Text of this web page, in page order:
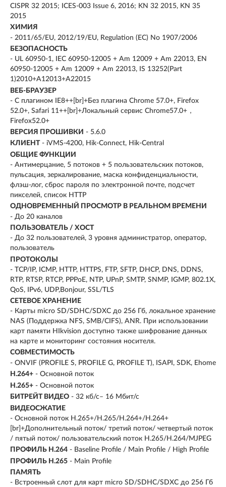
CISPR 32 2015; ICES-003 Issue 6, 2016; KN 32 2015, KN 35
2015
ХИМИЯ
- 2011/65/EU, 2012/19/EU, Regulation (EC) No 1907/2006
БЕЗОПАСНОСТЬ
- UL 60950-1, IEC 60950-12005 + Am 12009 + Am 22013, EN
60950-12005 + Am 12009 + Am 22013, IS 13252(Part
1)2010+A12013+A22015
ВЕБ-БРАУЗЕР
- С плагином IE8++[br]+Без плагина Chrome 57.0+, Firefox
52.0+, Safari 11++[br]+Локальный сервис Chrome57.0+，
Firefox52.0+
ВЕРСИЯ ПРОШИВКИ - 5.6.0
КЛИЕНТ - iVMS-4200, Hik-Connect, Hik-Central
ОБЩИЕ ФУНКЦИИ
- Антимерцание, 5 потоков + 5 пользовательских потоков,
пульсация, зеркалирование, маска конфиденциальности,
флэш-лог, сброс пароля по электронной почте, подсчет
пикселей, список HTTP
ОДНОВРЕМЕННЫЙ ПРОСМОТР В РЕАЛЬНОМ ВРЕМЕНИ
- До 20 каналов
ПОЛЬЗОВАТЕЛЬ / ХОСТ
- До 32 пользователей, 3 уровня администратор, оператор,
пользователь
ПРОТОКОЛЫ
- TCP/IP, ICMP, HTTP, HTTPS, FTP, SFTP, DHCP, DNS, DDNS,
RTP, RTSP, RTCP, PPPoE, NTP, UPnP, SMTP, SNMP, IGMP, 802.1X,
QoS, IPv6, UDP,Bonjour, SSL/TLS
СЕТЕВОЕ ХРАНЕНИЕ
- Карты micro SD/SDHC/SDXC до 256 Гб, локальное хранение
NAS (Поддержка NFS, SMB/CIFS), ANR. При использовании
карт памяти HIkvision доступно также шифрование данных
на карте и мониторинг состояния носителя.
СОВМЕСТИМОСТЬ
- ONVIF (PROFILE S, PROFILE G, PROFILE T), ISAPI, SDK, Ehome
H.264+ - Основной поток
H.265+ - Основной поток
БИТРЕЙТ ВИДЕО - 32 кб/с– 16 Мбит/с
ВИДЕОСЖАТИЕ
- Основной поток H.265+/H.265/H.264+/H.264+
[br]+Дополнительный поток/ третий поток/ четвертый поток
/ пятый поток/ пользовательский поток H.265/H.264/MJPEG
ПРОФИЛЬ H.264 - Baseline Profile / Main Profile / High Profile
ПРОФИЛЬ H.265 - Main Profile
ПАМЯТЬ
- Встроенный слот для карт micro SD/SDHC/SDXC до 256 Гб